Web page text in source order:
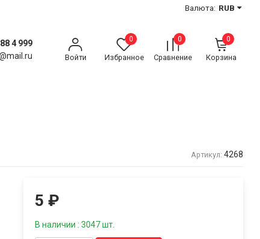
Валюта: RUB
4 999
Войти
0
Избранное
0
Сравнение
0
Корзина
Артикул: 4268
5₽
В наличии : 3047 шт.